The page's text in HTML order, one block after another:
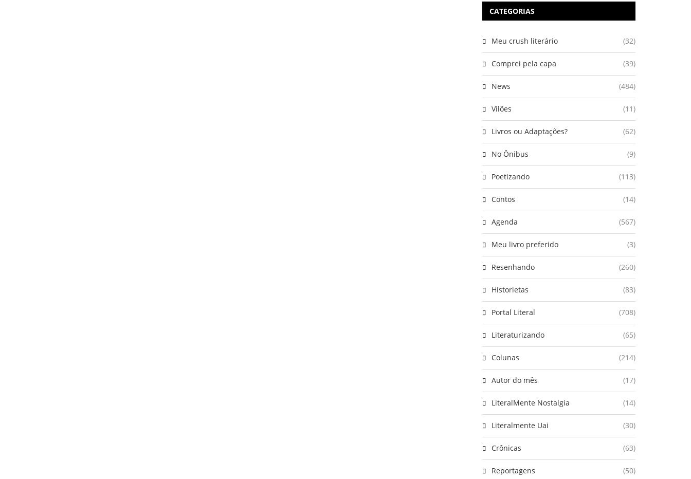
CATEGORIAS
Meu crush literário (32)
Comprei pela capa (39)
News (484)
Vilões (11)
Livros ou Adaptações? (62)
No Ônibus (9)
Poetizando (113)
Contos (14)
Agenda (567)
Meu livro preferido (3)
Resenhando (260)
Historietas (83)
Portal Literal (708)
Literaturizando (65)
Colunas (214)
Autor do mês (17)
LiteralMente Nostalgia (14)
Literalmente Uai (30)
Crônicas (63)
Reportagens (50)